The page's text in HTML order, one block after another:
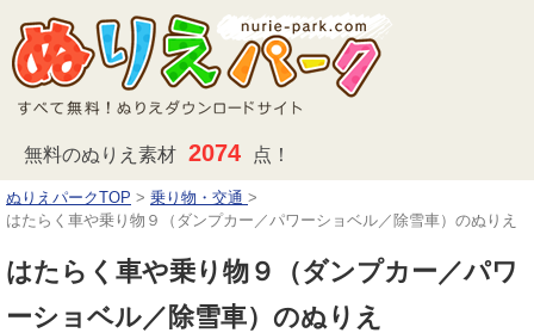
無料のぬりえ素材 2074 点！
ぬりえパークTOP > 乗り物・交通 >
はたらく車や乗り物９（ダンプカー／パワーショベル／除雪車）のぬりえ
はたらく車や乗り物９（ダンプカー／パワ
ーショベル／除雪車）のぬりえ